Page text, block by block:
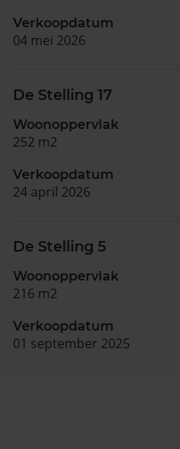
Verkoopdatum
04 mei 2026
De Stelling 17
Woonoppervlak
252 m2
Verkoopdatum
24 april 2026
De Stelling 5
Woonoppervlak
216 m2
Verkoopdatum
01 september 2025